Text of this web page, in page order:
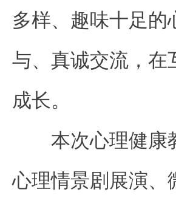
多样、趣味十足的
与、真诚交流，在
成长。
本次心理健康
心理情景剧展演、